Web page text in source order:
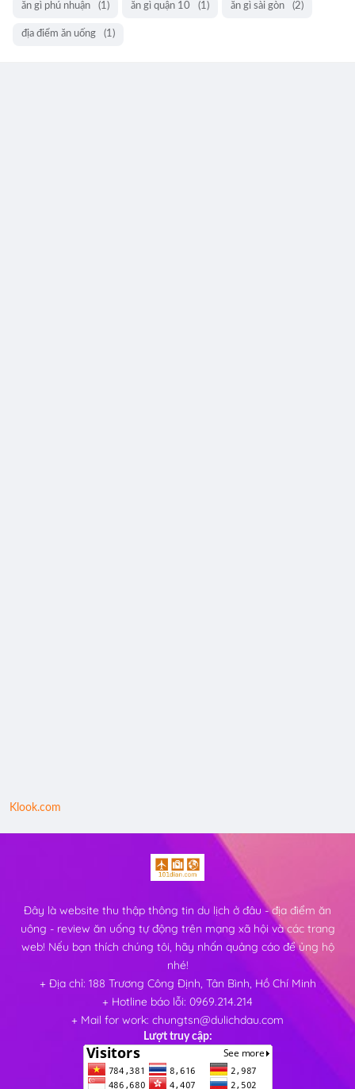
ăn gì phú nhuận (1) ăn gì quận 10 (1) ăn gì sài gòn (2)
địa điểm ăn uống (1)
Klook.com
Đây là website thu thập thông tin du lịch ở đâu - địa điểm ăn
uông - review ăn uống tự động trên mạng xã hội và các trang
web! Nếu bạn thích chúng tôi, hãy nhấn quảng cáo để ủng hộ
nhé!
+ Địa chỉ: 188 Trương Công Định, Tân Bình, Hồ Chí Minh
+ Hotline báo lỗi: 0969.214.214
+ Mail for work: chungtsn@dulichdau.com
Lượt truy cập: